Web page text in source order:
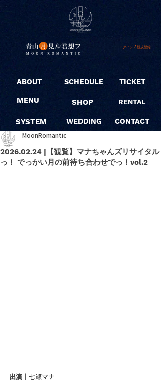
ログイン / 新規登録
ABOUT
MENU
SYSTEM
SCHEDULE
SHOP
WEDDING
TICKET
RENTAL
CONTACT
2026.02.24 |【観覧】マナちゃんズリサイタル
っ！ でっかい月の前待ち合わせでっ！vol.2
MoonRomantic
出演｜ 七瀬マナ